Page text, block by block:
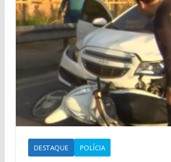
DESTAQUE POLÍCIA